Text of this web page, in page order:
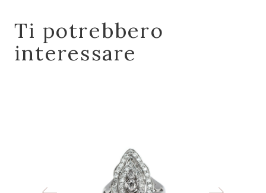
Ti potrebbero
interessare